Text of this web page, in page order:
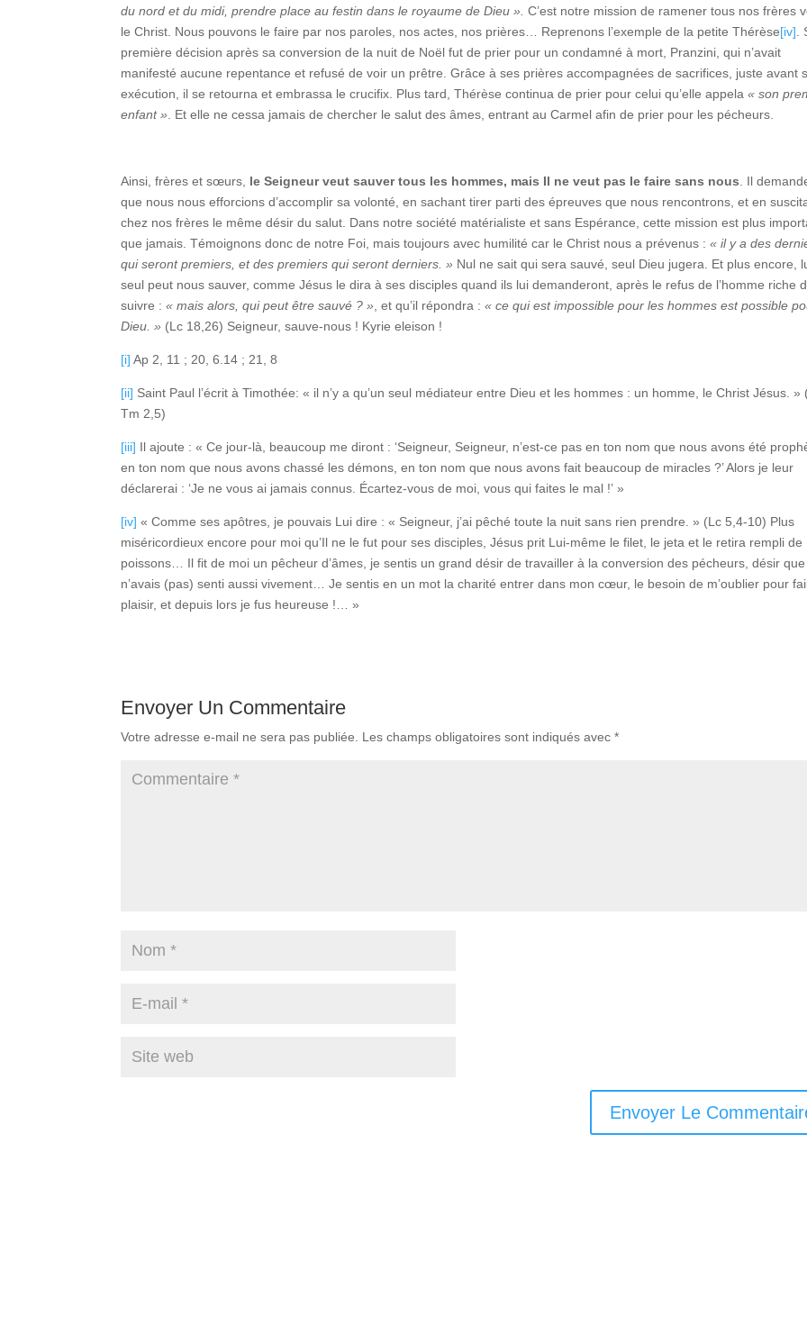
du nord et du midi, prendre place au festin dans le royaume de Dieu ». C’est notre mission de ramener tous nos frères
le Christ. Nous pouvons le faire par nos paroles, nos actes, nos prières… Reprenons l’exemple de la petite Thérèse[iv]
première décision après sa conversion de la nuit de Noël fut de prier pour un condamné à mort, Pranzini, qui n’avait
manifesté aucune repentance et refusé de voir un prêtre. Grâce à ses prières accompagnées de sacrifices, juste avant
exécution, il se retourna et embrassa le crucifix. Plus tard, Thérèse continua de prier pour celui qu’elle appela« son
enfant » . Et elle ne cessa jamais de chercher le salut des âmes, entrant au Carmel afin de prier pour les pécheurs.
Ainsi, frères et sœurs, le Seigneur veut sauver tous les hommes, mais Il ne veut pas le faire sans nous . Il
que nous nous efforcions d’accomplir sa volonté, en sachant tirer parti des épreuves que nous rencontrons, et en
chez nos frères le même désir du salut. Dans notre société matérialiste et sans Espérance, cette mission est plus
que jamais. Témoignons donc de notre Foi, mais toujours avec humilité car le Christ nous a prévenus :« il y a des
qui seront premiers, et des premiers qui seront derniers. » Nul ne sait qui sera sauvé, seul Dieu jugera. Et plus encore,
seul peut nous sauver, comme Jésus le dira à ses disciples quand ils lui demanderont, après le refus de l’homme riche
suivre :« mais alors, qui peut être sauvé ? » , et qu’il répondra :« ce qui est impossible pour les hommes est possible
Dieu. » (Lc 18,26) Seigneur, sauve-nous ! Kyrie eleison !
[i] Ap 2, 11 ; 20, 6.14 ; 21, 8
[ii] Saint Paul l’écrit à Timothée: « il n’y a qu’un seul médiateur entre Dieu et les hommes : un homme, le Christ Jésus. »
Tm 2,5)
[iii] Il ajoute : « Ce jour-là, beaucoup me diront : ‘Seigneur, Seigneur, n’est-ce pas en ton nom que nous avons été
en ton nom que nous avons chassé les démons, en ton nom que nous avons fait beaucoup de miracles ?’ Alors je leur
déclarerai : ‘Je ne vous ai jamais connus. Écartez-vous de moi, vous qui faites le mal !’ »
[iv] « Comme ses apôtres, je pouvais Lui dire : « Seigneur, j’ai pêché toute la nuit sans rien prendre. » (Lc 5,4-10) Plus
miséricordieux encore pour moi qu’Il ne le fut pour ses disciples, Jésus prit Lui-même le filet, le jeta et le retira rempli de
poissons… Il fit de moi un pêcheur d’âmes, je sentis un grand désir de travailler à la conversion des pécheurs, désir que
n’avais (pas) senti aussi vivement… Je sentis en un mot la charité entrer dans mon cœur, le besoin de m’oublier pour
plaisir, et depuis lors je fus heureuse !… »
Envoyer Un Commentaire
Votre adresse e-mail ne sera pas publiée. Les champs obligatoires sont indiqués avec*